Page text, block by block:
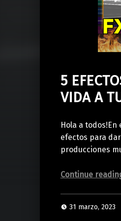
5
VIDA A
Hola a todos!En
efectos para
producciones
Continue
31 marzo, 2023